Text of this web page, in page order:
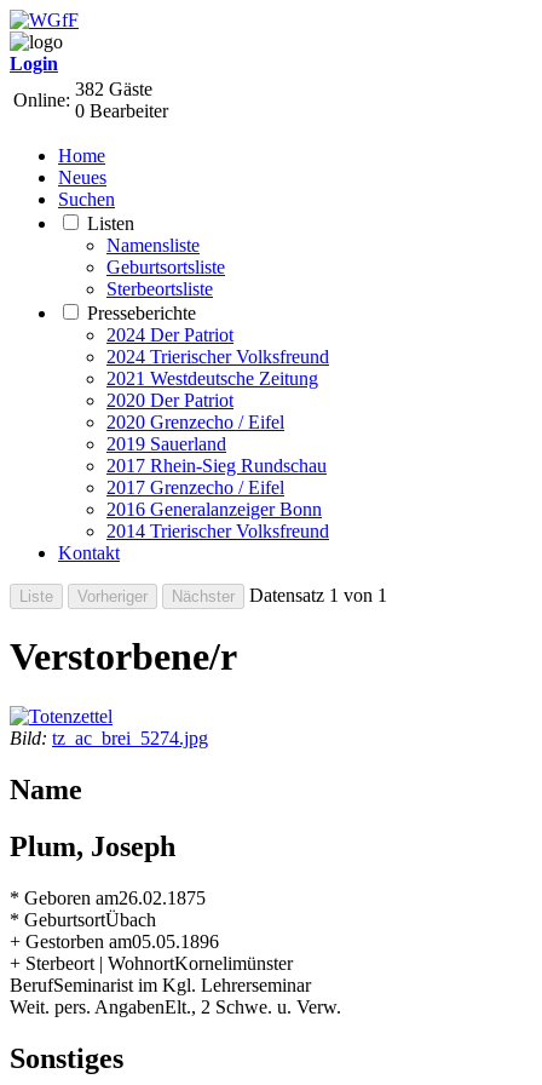
Login
Online:
382 Gäste
0 Bearbeiter
Home
Neues
Suchen
Listen
Namensliste
Geburtsortsliste
Sterbeortsliste
Presseberichte
2024 Der Patriot
2024 Trierischer Volksfreund
2021 Westdeutsche Zeitung
2020 Der Patriot
2020 Grenzecho / Eifel
2019 Sauerland
2017 Rhein-Sieg Rundschau
2017 Grenzecho / Eifel
2016 Generalanzeiger Bonn
2014 Trierischer Volksfreund
Kontakt
Datensatz 1 von 1
Verstorbene/r
Bild: tz_ac_brei_5274.jpg
Name
Plum, Joseph
* Geboren am26.02.1875
* GeburtsortÜbach
+ Gestorben am05.05.1896
+ Sterbeort | WohnortKornelimünster
BerufSeminarist im Kgl. Lehrerseminar
Weit. pers. AngabenElt., 2 Schwe. u. Verw.
Sonstiges